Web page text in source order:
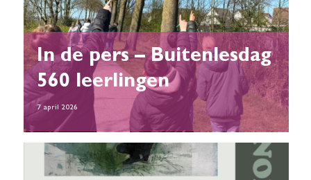
In de pers – Buitenlesdag
560 leerlingen
7 april 2026